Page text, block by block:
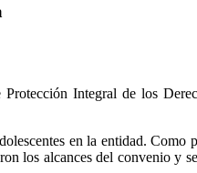
Integral de los
en la entidad. Como
los alcances del convenio y